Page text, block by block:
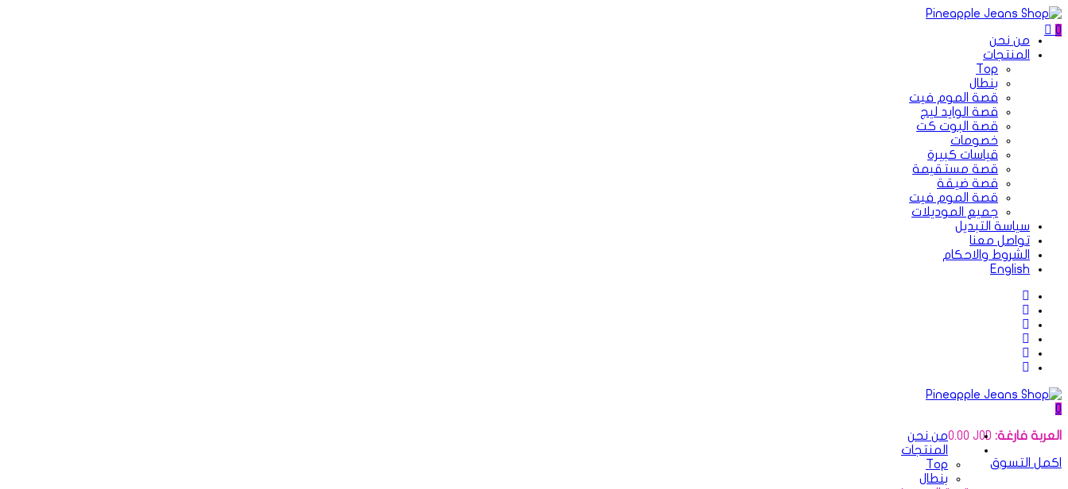
0
من نحن
المنتجات
Top
بنطال
قصة الموم فيت
قصة الوايد ليج
قصة البوت كت
خصومات
قياسات كبيرة
قصة مستقيمة
قصة ضيقة
قصة الموم فيت
جميع الموديلات
سياسة التبديل
تواصل معنا
الشروط والاحكام
English
0
العربة فارغة: 0.00 JOD
اكمل التسوق
من نحن
المنتجات
Top
بنطال